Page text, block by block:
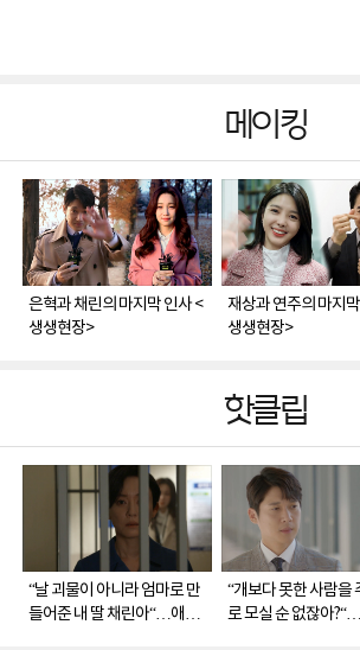
메이킹
은혁과 채린의 마지막 인사 <
생생현장>
재상과 연주의 마지
생생현장>
핫클립
“날 괴물이 아니라 엄마로 만
들어준 내 딸 채린아“…애틋
“개보다 못한 사람을
로 모실 순 없잖아